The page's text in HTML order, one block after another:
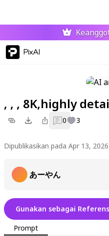
PixAI
, , , 8K,highly
0 3
Dipublikasikan pada Apr 13, 2026
あーやん
Gunakan sebagai
Prompt